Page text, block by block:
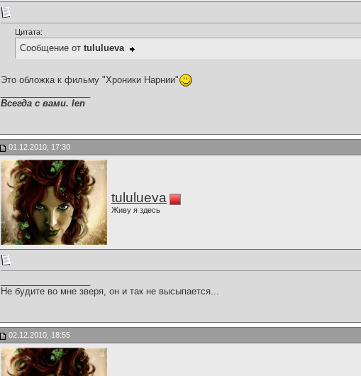
Цитата:
Сообщение от tululueva
Это обложка к фильму "Хроники Нарнии"
Всегда с вами. len
01.12.2010, 17:30
tululueva
Живу я здесь
Не будите во мне зверя, он и так не высыпается...
02.12.2010, 18:55